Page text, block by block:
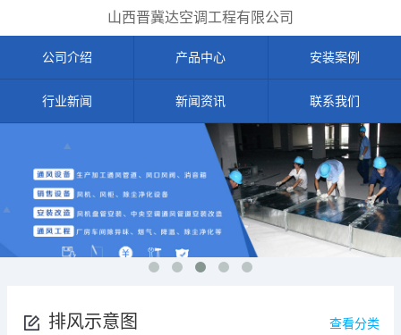
山西晋冀达空调工程有限公司
公司介绍 产品中心 安装案例
行业新闻 新闻资讯 联系我们
排风示意图 查看分类